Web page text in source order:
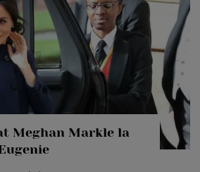
Meghan Markle la